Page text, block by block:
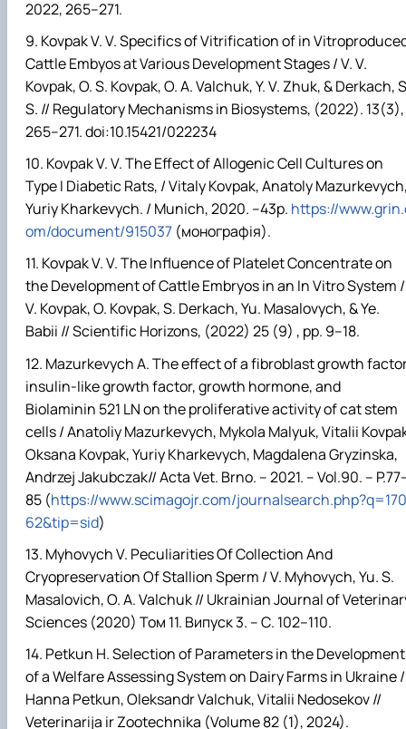
2022, 265–271.
Kovpak V. V. Specifics of Vitrification of in
Cattle Embyos at Various Development Stages / V. V.
Kovpak, O. S. Kovpak, O. A. Valchuk, Y. V. Zhuk, & Derkach,
S. // Regulatory Mechanisms in Biosystems, (2022). 13(3),
265–271. doi:10.15421/022234
Kovpak V. V. The Effect of Allogenic Cell Cultures on
Type I Diabetic Rats, / Vitaly Kovpak, Anatoly
Yuriy Kharkevych. / Munich, 2020. –43р. https://
om/document/915037 (монографія).
Kovpak V. V. The Influence of Platelet Concentrate on
the Development of Cattle Embryos inаn In Vitro System /
V. Kovpak, O. Kovpak, S. Derkach, Yu. Masalovych, & Ye.
Babiі // Scientific Horizons, (2022) 25 (9) , pp. 9–18.
Mazurkevych A. The effect of a fibroblast growth
insulin-like growth factor, growth hormone, and
Biolaminin 521 LN on the proliferative activity of cat stem
cells / Anatoliy Mazurkevych, Mykola Malyuk, Vitalii
Oksana Kovpak, Yuriy Kharkevych, Magdalena Gryzinska,
Andrzej Jakubczak// Acta Vet. Brno. – 2021. – Vol.90. –
85 (https://www.scimagojr.com/journalsearch.php?q=170
62&tip=sid)
Myhovych V. Peculiarities Of Collection And
Cryopreservation Of Stallion Sperm / V. Myhovych, Yu. S.
Masalovich, O. A. Valchuk // Ukrainian Journal of
Sciences (2020) Том 11. Випуск3. –С. 102–110.
Petkun H. Selection of Parameters in the Development
of a Welfare Assessing System on Dairy Farms in Ukraine /
Hanna Petkun, Oleksandr Valchuk, Vitalii Nedosekov //
Veterinarija ir Zootechnika (Volume 82 (1), 2024).